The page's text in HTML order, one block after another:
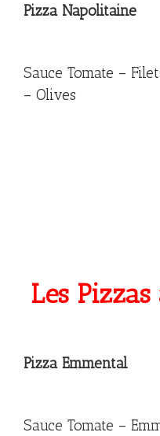
Pizza Napolitaine
Sauce Tomate –
– Olives
Les
Pizza Emmental
Sauce Tomate –